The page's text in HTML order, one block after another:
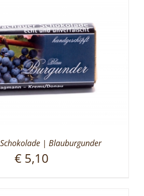
| Blauburgunder
€ 5,10